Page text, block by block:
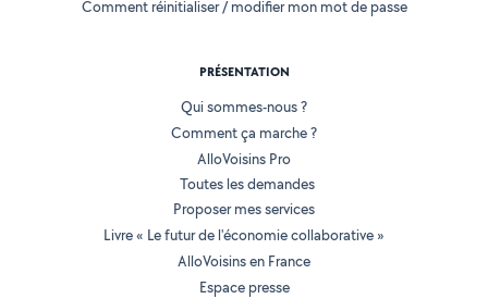
Comment réinitialiser / modifier mon mot de passe
PRÉSENTATION
Qui sommes-nous ?
Comment ça marche ?
AlloVoisins Pro
Toutes les demandes
Proposer mes services
Livre « Le futur de l'économie collaborative »
AlloVoisins en France
Espace presse